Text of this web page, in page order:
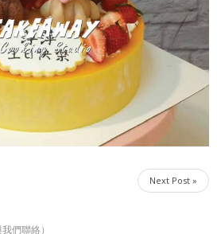
Next Post »
們聯絡）